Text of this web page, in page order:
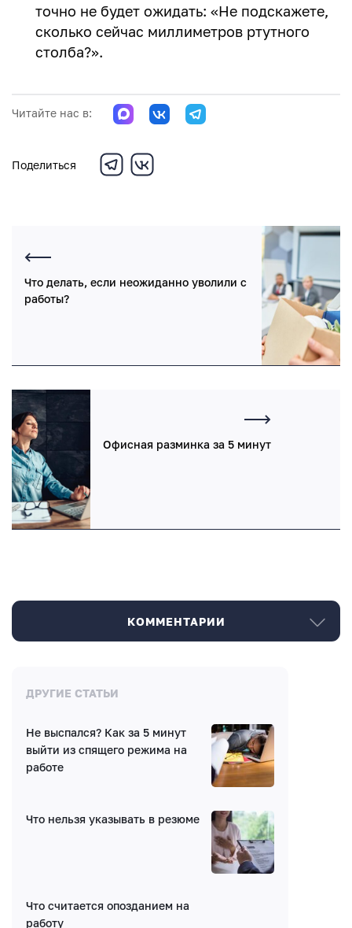
точно не будет ожидать: «Не подскажете,
сколько сейчас миллиметров ртутного
столба?».
Читайте нас в:
Поделиться
Что делать, если неожиданно уволили с
работы?
Офисная разминка за 5 минут
КОММЕНТАРИИ
Нет комментариев
Имя*
ДРУГИЕ СТАТЬИ
Не выспался? Как за 5 минут
выйти из спящего режима на
работе
Что нельзя указывать в резюме
Что считается опозданием на
работу